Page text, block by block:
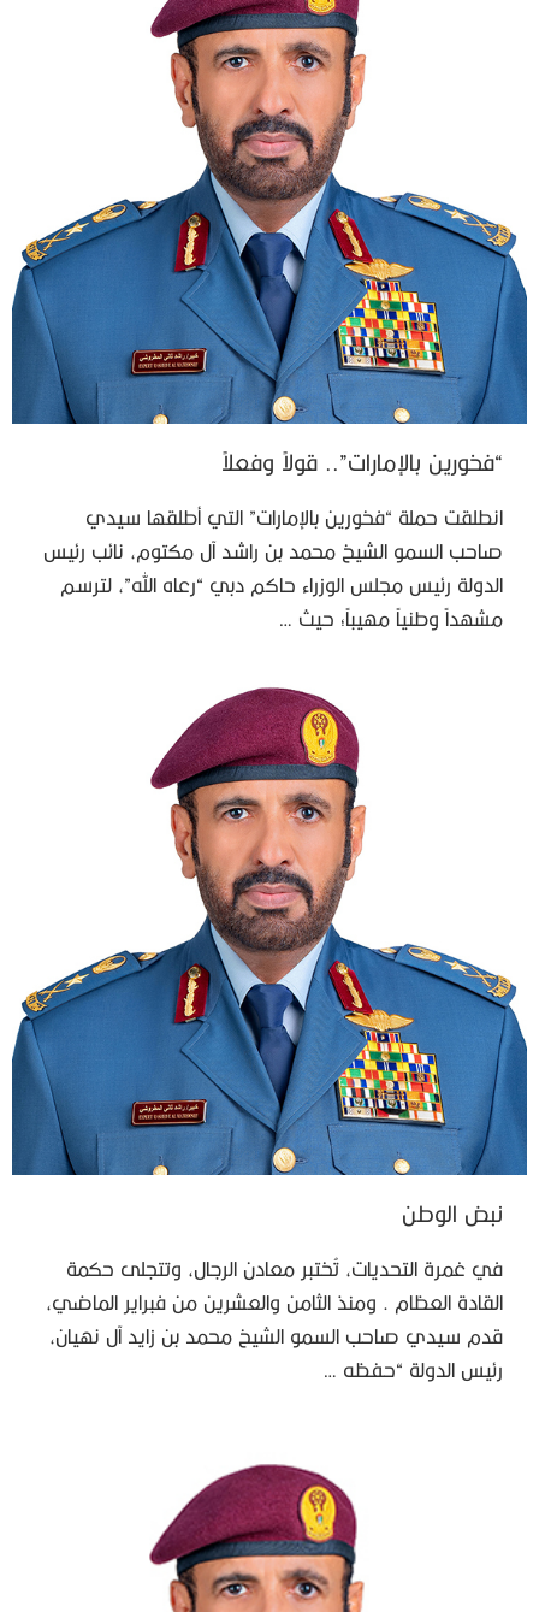
“فخورين بالإمارات”.. قولاً وفعلاً
انطلقت حملة “فخورين بالإمارات” التي أطلقها سيدي
صاحب السمو الشيخ محمد بن راشد آل مكتوم، نائب رئيس
الدولة رئيس مجلس الوزراء حاكم دبي “رعاه الله”، لترسم
مشهداً وطنياً مهيباً؛ حيث …
نبض الوطن
في غمرة التحديات، تُختبر معادن الرجال، وتتجلى حكمة
القادة العظام . ومنذ الثامن والعشرين من فبراير الماضي،
قدم سيدي صاحب السمو الشيخ محمد بن زايد آل نهيان،
رئيس الدولة “حفظه …